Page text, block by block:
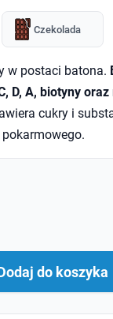
Czekolada
w postaci batona.
D, A, biotyny oraz
cukry i
do koszyka